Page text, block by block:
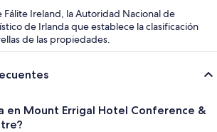
Fálite Ireland, la Autoridad Nacional de
de Irlanda que establece la clasificación
de las propiedades.
en Mount Errigal Hotel Conference &